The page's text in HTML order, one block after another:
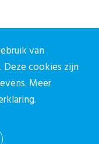
van
cookies zijn
Meer